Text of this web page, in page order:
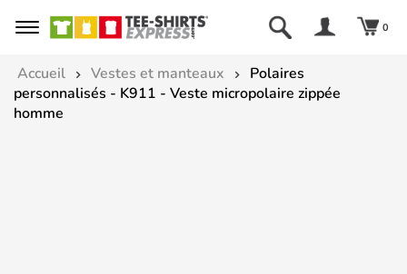
0
Accueil Vestes et manteaux
Polaires
personnalisés - K911 - Veste micropolaire zippée
homme